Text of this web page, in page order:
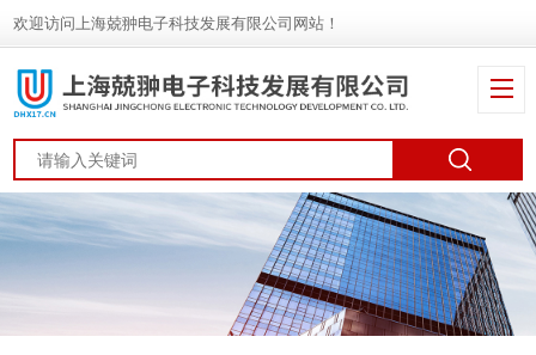
欢迎访问上海兢翀电子科技发展有限公司网站！